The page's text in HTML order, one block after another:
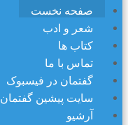
صفحه نخست
شعر و ادب
کتاب ها
تماس با ما
گفتمان در فیسبوک
سایت پیشین گفتمان
آرشیو